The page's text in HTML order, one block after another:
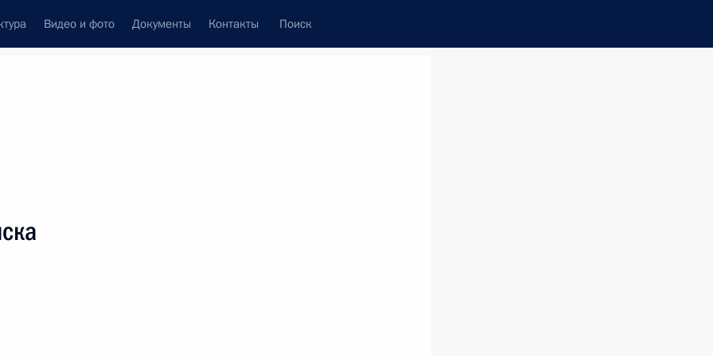
Видео и фото Документы Контакты Поиск